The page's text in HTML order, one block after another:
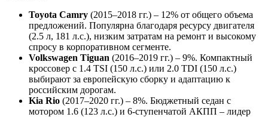
Toyota Camry (2015–2018 гг.) – 12% от общего объема
предложений. Популярна благодаря ресурсу двигателя
(2.5 л, 181 л.с.), низким затратам на ремонт и высокому
спросу в корпоративном сегменте.
Volkswagen Tiguan (2016–2019 гг.) – 9%. Компактный
кроссовер с 1.4 TSI (150 л.с.) или 2.0 TDI (150 л.с.)
выбирают за европейскую сборку и адаптацию к
российским дорогам.
Kia Rio (2017–2020 гг.) – 8%. Бюджетный седан с
мотором 1.6 (123 л.с.) и 6-ступенчатой АКПП – лидер